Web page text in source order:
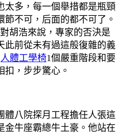
太多，每一個舉措都是瓶頸
節不可，后面的都不可了。
胡浩來說，專家的否決是
此前從未有過這般復雜的義
人體工學椅1個嚴重階段和要
扣，步步驚心。
八院探月工程擔任人張這
金牛座霸總牛土豪。他站在